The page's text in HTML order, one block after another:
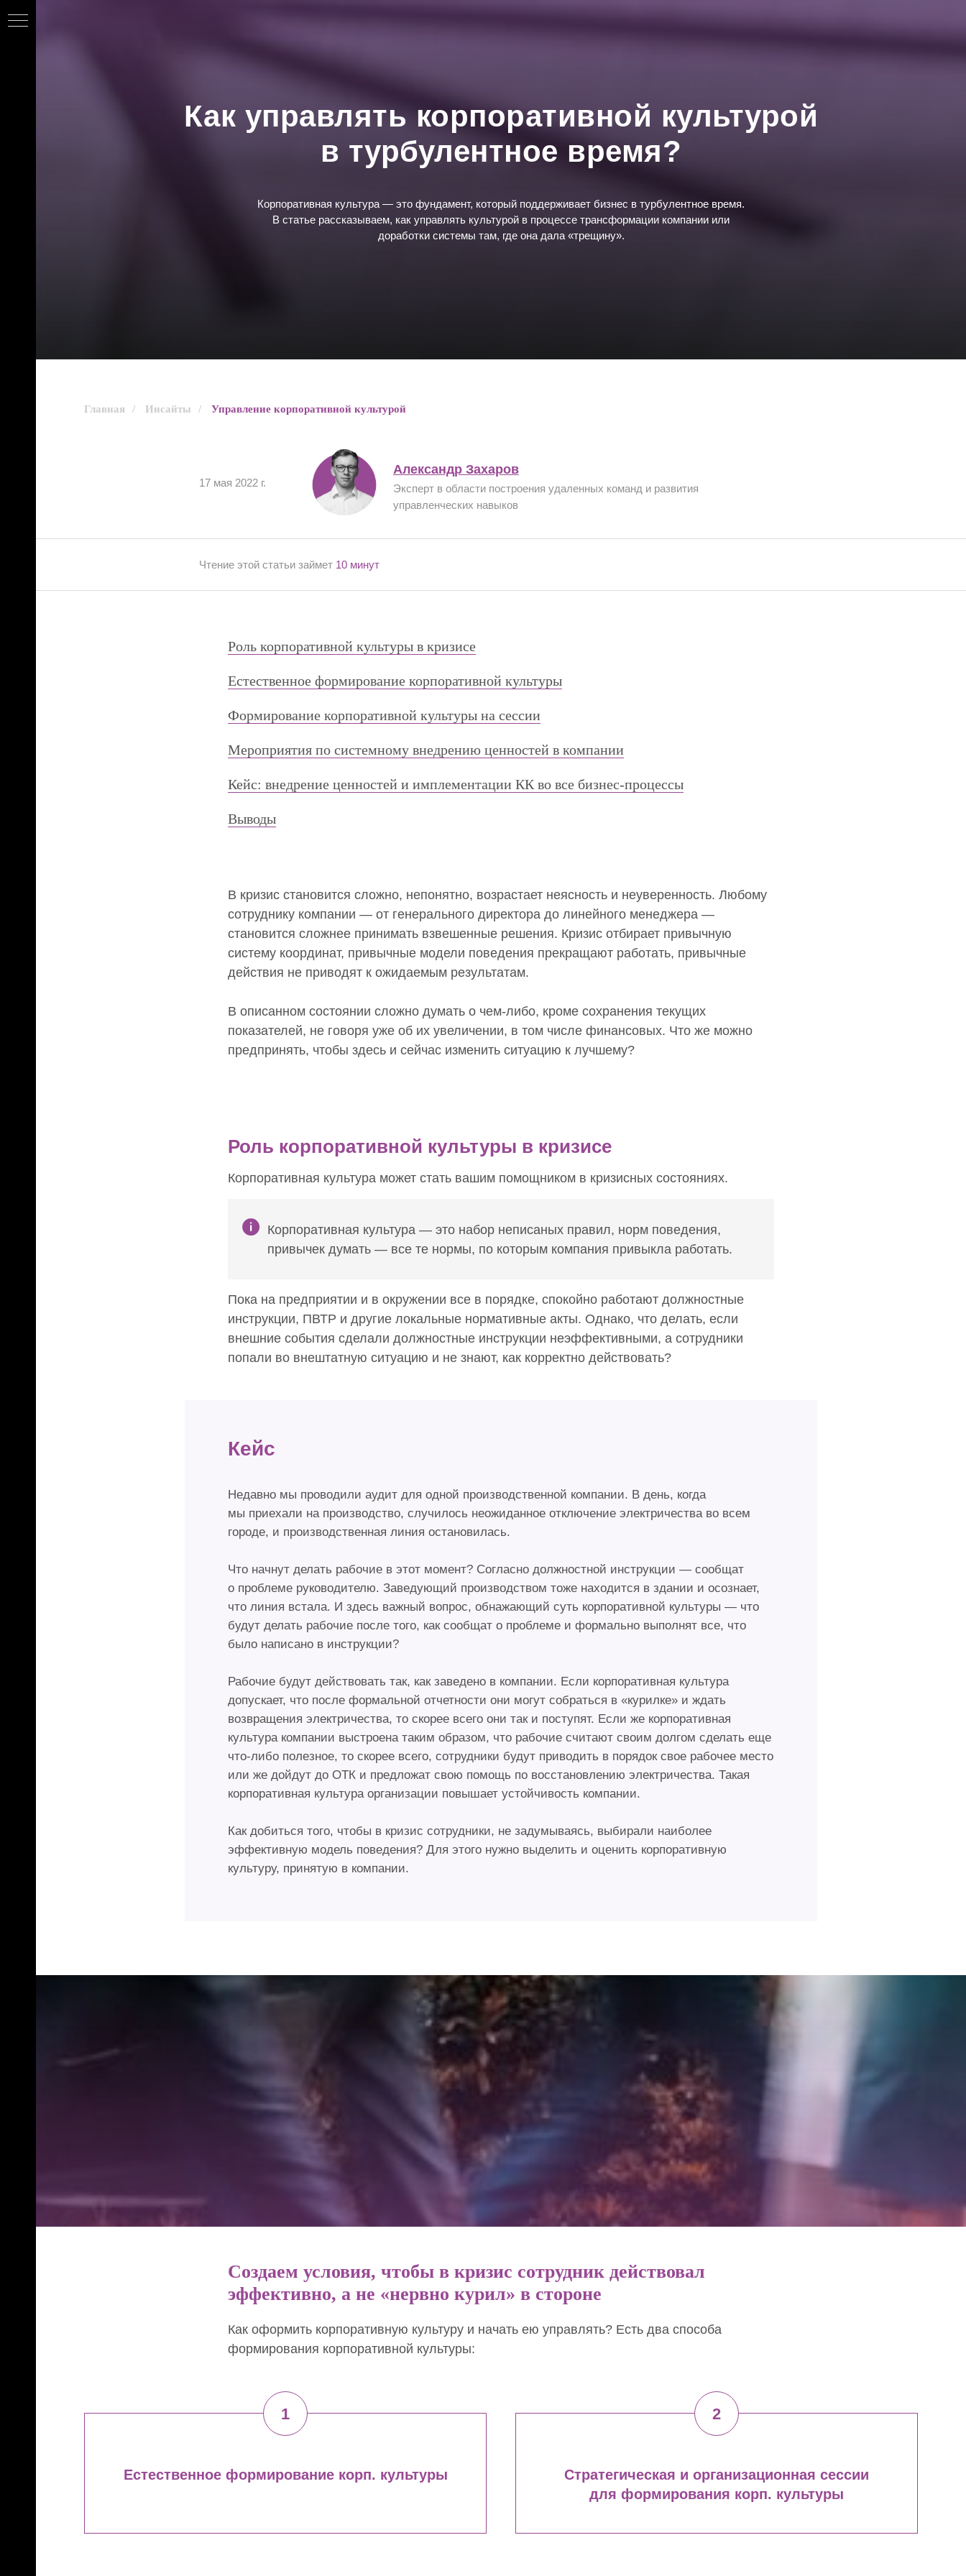
Как управлять корпоративной культурой
в турбулентное время?
Корпоративная культура — это фундамент, который поддерживает бизнес в турбулентное время.
В статье рассказываем, как управлять культурой в процессе трансформации компании или
доработки системы там, где она дала «трещину».
Главная / Инсайты / Управление корпоративной культурой
Александр Захаров
17 мая 2022 г.
Чтение этой статьи займет 10 минут
Эксперт в области построения удаленных команд и развития
управленческих навыков
Роль корпоративной культуры в кризисе
Естественное формирование корпоративной культуры
Формирование корпоративной культуры на сессии
Мероприятия по системному внедрению ценностей в компании
Кейс: внедрение ценностей и имплементации КК во все бизнес-процессы
Выводы
В кризис становится сложно, непонятно, возрастает неясность и неуверенность. Любому
сотруднику компании — от генерального директора до линейного менеджера —
становится сложнее принимать взвешенные решения. Кризис отбирает привычную
систему координат, привычные модели поведения прекращают работать, привычные
действия не приводят к ожидаемым результатам.
В описанном состоянии сложно думать о чем-либо, кроме сохранения текущих
показателей, не говоря уже об их увеличении, в том числе финансовых. Что же можно
предпринять, чтобы здесь и сейчас изменить ситуацию к лучшему?
Роль корпоративной культуры в кризисе
Корпоративная культура может стать вашим помощником в кризисных состояниях.
Корпоративная культура — это набор неписаных правил, норм поведения,
привычек думать — все те нормы, по которым компания привыкла работать.
Пока на предприятии и в окружении все в порядке, спокойно работают должностные
инструкции, ПВТР и другие локальные нормативные акты. Однако, что делать, если
внешние события сделали должностные инструкции неэффективными, а сотрудники
попали во внештатную ситуацию и не знают, как корректно действовать?
Кейс
Недавно мы проводили аудит для одной производственной компании. В день, когда
мы приехали на производство, случилось неожиданное отключение электричества во всем
городе, и производственная линия остановилась.
Что начнут делать рабочие в этот момент? Согласно должностной инструкции — сообщат
о проблеме руководителю. Заведующий производством тоже находится в здании и осознает,
что линия встала. И здесь важный вопрос, обнажающий суть корпоративной культуры — что
будут делать рабочие после того, как сообщат о проблеме и формально выполнят все, что
было написано в инструкции?
Рабочие будут действовать так, как заведено в компании. Если корпоративная культура
допускает, что после формальной отчетности они могут собраться в «курилке» и ждать
возвращения электричества, то скорее всего они так и поступят. Если же корпоративная
культура компании выстроена таким образом, что рабочие считают своим долгом сделать еще
что-либо полезное, то скорее всего, сотрудники будут приводить в порядок свое рабочее место
или же дойдут до ОТК и предложат свою помощь по восстановлению электричества. Такая
корпоративная культура организации повышает устойчивость компании.
Как добиться того, чтобы в кризис сотрудники, не задумываясь, выбирали наиболее
эффективную модель поведения? Для этого нужно выделить и оценить корпоративную
культуру, принятую в компании.
Создаем условия, чтобы в кризис сотрудник действовал
эффективно, а не «нервно курил» в стороне
Как оформить корпоративную культуру и начать ею управлять? Есть два способа
формирования корпоративной культуры:
Eстественное формирование корп. культуры
Стратегическая и организационная сессии
для формирования корп. культуры